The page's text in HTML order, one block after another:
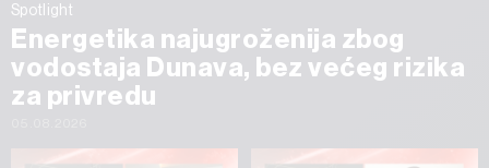
Spotlight
Energetika najugroženija zbog
vodostaja Dunava, bez većeg rizika
za privredu